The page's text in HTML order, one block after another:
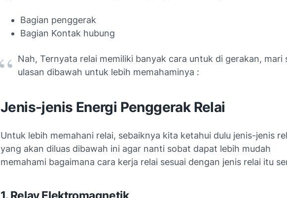
Bagian penggerak
Bagian Kontak hubung
Nah, Ternyata relai memiliki banyak cara untuk di gerakan, mari
ulasan dibawah untuk lebih memahaminya :
Jenis-jenis Energi Penggerak Relai
Untuk lebih memahani relai, sebaiknya kita ketahui dulu jenis-jenis
yang akan diluas dibawah ini agar nanti sobat dapat lebih mudah
memahami bagaimana cara kerja relai sesuai dengan jenis relai itu